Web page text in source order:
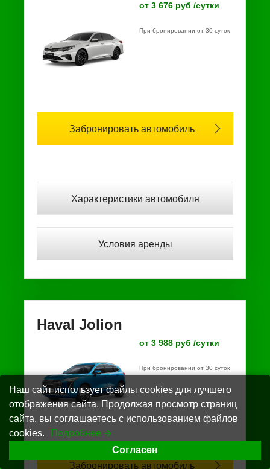
от 3 676 руб /сутки
При бронировании от 30 суток
Забронировать автомобиль
Характеристики автомобиля
Условия аренды
Haval Jolion
от 3 988 руб /сутки
При бронировании от 30 суток
Забронировать автомобиль
Наш сайт использует файлы cookies для лучшего
отображения сайта. Продолжая просмотр страниц
сайта, вы соглашаетесь с использованием файлов
cookies.
Подробнее
Согласен